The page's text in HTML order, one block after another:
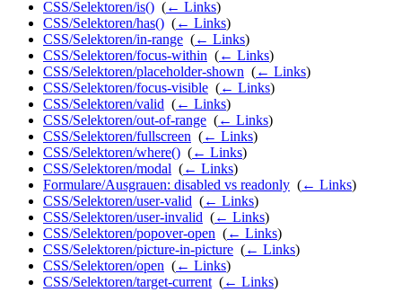
CSS/Selektoren/is() (← Links)
CSS/Selektoren/has() (← Links)
CSS/Selektoren/in-range (← Links)
CSS/Selektoren/focus-within (← Links)
CSS/Selektoren/placeholder-shown (← Links)
CSS/Selektoren/focus-visible (← Links)
CSS/Selektoren/valid (← Links)
CSS/Selektoren/out-of-range (← Links)
CSS/Selektoren/fullscreen (← Links)
CSS/Selektoren/where() (← Links)
CSS/Selektoren/modal (← Links)
Formulare/Ausgrauen: disabled vs readonly (← Links)
CSS/Selektoren/user-valid (← Links)
CSS/Selektoren/user-invalid (← Links)
CSS/Selektoren/popover-open (← Links)
CSS/Selektoren/picture-in-picture (← Links)
CSS/Selektoren/open (← Links)
CSS/Selektoren/target-current (← Links)